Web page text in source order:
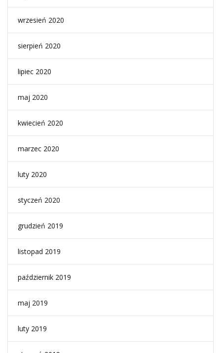
wrzesień 2020
sierpień 2020
lipiec 2020
maj 2020
kwiecień 2020
marzec 2020
luty 2020
styczeń 2020
grudzień 2019
listopad 2019
październik 2019
maj 2019
luty 2019